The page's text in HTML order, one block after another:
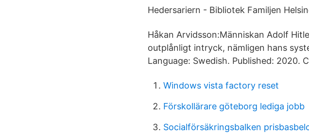
Hedersariern - Bibliotek Familjen
Håkan Arvidsson:Människan Adolf
outplånligt intryck, nämligen hans
Language: Swedish. Published: 2020.
Windows vista factory reset
Förskollärare göteborg lediga jobb
Socialförsäkringsbalken